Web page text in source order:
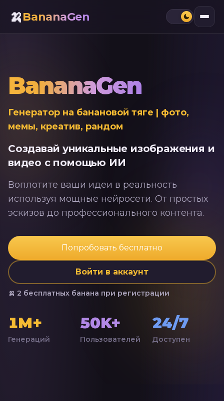
🍌BananaGen
BananaGen
Генератор на банановой тяге | фото,
мемы, креатив, рандом
Создавай уникальные изображения и
видео с помощью ИИ
Воплотите ваши идеи в реальность
используя мощные нейросети. От простых
эскизов до профессионального контента.
Попробовать бесплатно
Войти в аккаунт
🍌 2 бесплатных банана при регистрации
1M+
Генераций
50K+
Пользователей
24/7
Доступен